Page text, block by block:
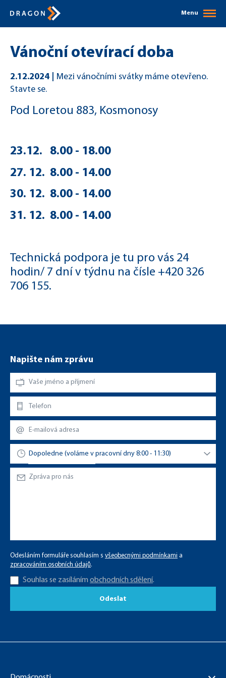
Menu
Vánoční otevírací doba
2.12.2024
Mezi vánočními svátky máme otevřeno.
Stavte se.
Pod Loretou 883, Kosmonosy
23.12. 8.00 - 18.00
27. 12. 8.00 - 14.00
30. 12. 8.00 - 14.00
31. 12. 8.00 - 14.00
Technická podpora je tu pro vás 24
hodin/ 7 dní v týdnu na čísle +420 326
706 155.
Napište nám zprávu
Odesláním formuláře souhlasím s všeobecnými podmínkami a
zpracováním osobních údajů.
Souhlas se zasíláním obchodních sdělení.
Odeslat